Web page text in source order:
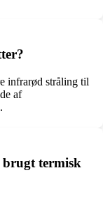
infrarød stråling til
af
brugt termisk